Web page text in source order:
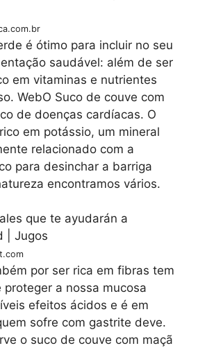
é ótimo para incluir no seu
saudável: além de ser
em vitaminas e nutrientes
WebO Suco de couve com
de doenças cardíacas. O
em potássio, um mineral
relacionado com a
para desinchar a barriga
encontramos vários.
por ser rica em fibras tem
a nossa mucosa
efeitos ácidos e é em
sofre com gastrite deve.
o suco de couve com maçã